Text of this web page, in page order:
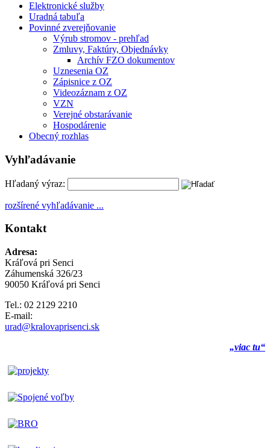
Elektronické služby
Uradná tabuľa
Povinné zverejňovanie
Výrub stromov - prehľad
Zmluvy, Faktúry, Objednávky
Archív FZO dokumentov
Uznesenia OZ
Zápisnice z OZ
Videozáznam z OZ
VZN
Verejné obstarávanie
Hospodárenie
Obecný rozhlas
Vyhľadávanie
Hľadaný výraz:
rozšírené vyhľadávanie ...
Kontakt
Adresa:
Kráľová pri Senci
Záhumenská 326/23
90050 Kráľová pri Senci
Tel.: 02 2129 2210
E-mail:
urad@kralovaprisenci.sk
„viac tu“